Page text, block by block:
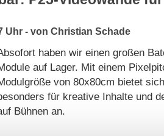
Uhr - von Christian Schade
haben wir einen großen
auf Lager. Mit einem
von 80x80cm bietet
für kreative Inhalte und
Bühnen an.